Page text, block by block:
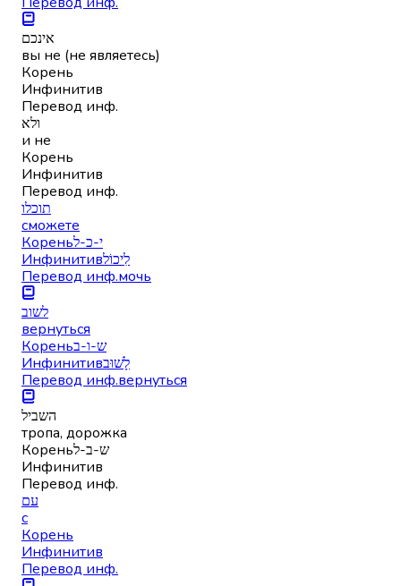
אינכם
вы не (не являетесь)
Корень
Инфинитив
Перевод инф.
ולא
и не
Корень
Инфинитив
Перевод инф.
תוכלו
сможете
Кореньי-כ-ל
Инфинитивלִיכוֹל
Перевод инф.мочь
לשוב
вернуться
Кореньש-ו-ב
Инфинитивלָשׁוּב
Перевод инф.вернуться
השביל
тропа, дорожка
Кореньש-ב-ל
Инфинитив
Перевод инф.
עם
с
Корень
Инфинитив
Перевод инф.